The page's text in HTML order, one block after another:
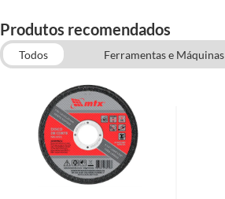
Produtos recomendados
Todos Ferramentas e Máquinas
Outras Ferramentas e Máquinas
Construção e Acabamentos